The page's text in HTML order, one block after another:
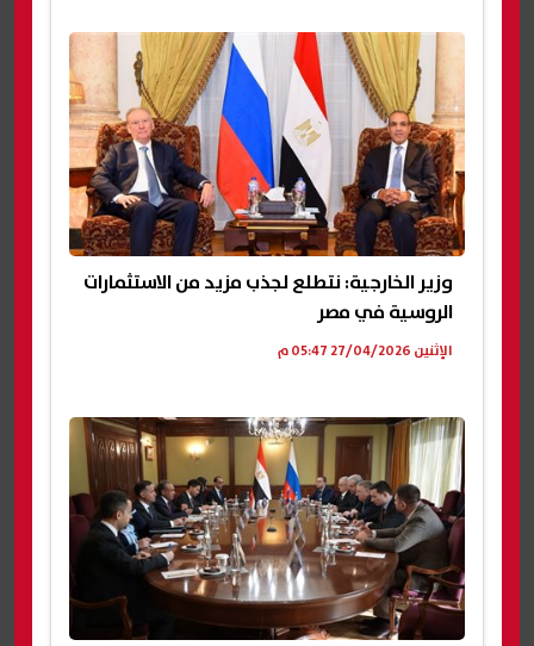
وزير الخارجية: نتطلع لجذب مزيد من الاستثمارات
الروسية في مصر
الإثنين 27/04/2026 05:47 م